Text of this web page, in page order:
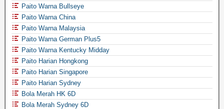
Paito Warna Bullseye
Paito Warna China
Paito Warna Malaysia
Paito Warna German Plus5
Paito Warna Kentucky Midday
Paito Harian Hongkong
Paito Harian Singapore
Paito Harian Sydney
Bola Merah HK 6D
Bola Merah Sydney 6D